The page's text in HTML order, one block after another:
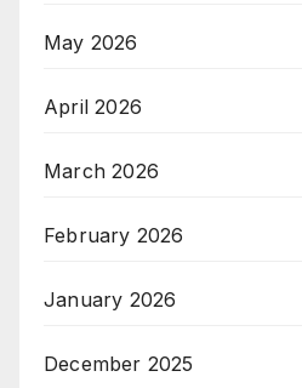
May 2026
April 2026
March 2026
February 2026
January 2026
December 2025